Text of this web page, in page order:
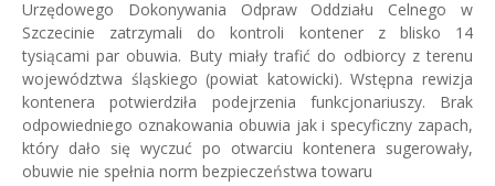
Urzędowego Dokonywania Odpraw Oddziału Celnego w
Szczecinie zatrzymali do kontroli kontener z blisko 14
tysiącami par obuwia. Buty miały trafić do odbiorcy z terenu
województwa śląskiego (powiat katowicki). Wstępna rewizja
kontenera potwierdziła podejrzenia funkcjonariuszy. Brak
odpowiedniego oznakowania obuwia jak i specyficzny zapach,
który dało się wyczuć po otwarciu kontenera sugerowały,
obuwie nie spełnia norm bezpieczeństwa towaru